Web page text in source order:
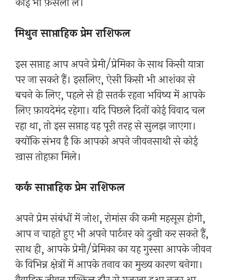
मिथुन साप्ताहिक प्रेम राशिफल
इस सप्ताह आप अपने प्रेमी/प्रेमिका के साथ किसी यात्रा
पर जा सकते हैं। इसलिए, ऐसी किसी भी आशंका से
बचने के लिए, पहले से ही सतर्क रहना भविष्य में आपके
लिए फ़ायदेमंद रहेगा। यदि पिछले दिनों कोई विवाद चल
रहा था, तो इस सप्ताह वह पूरी तरह से सुलझ जाएगा।
क्योंकि संभव है कि आपको अपने जीवनसाथी से कोई
ख़ास तोहफ़ा मिले।
कर्क साप्ताहिक प्रेम राशिफल
अपने प्रेम संबंधों में जोश, रोमांस की कमी महसूस होगी,
आप न चाहते हुए भी अपने पार्टनर को दुखी कर सकते हैं,
साथ ही, आपके प्रेमी/प्रेमिका का यह गुस्सा आपके जीवन
के विभिन्न क्षेत्रों में आपके तनाव का मुख्य कारण बनेगा।